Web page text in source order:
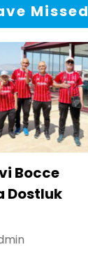
Missed